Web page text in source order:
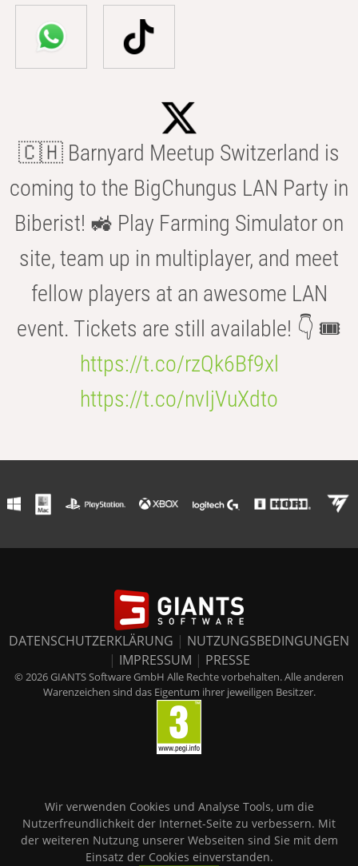
🇨🇭 Barnyard Meetup Switzerland is
coming to the BigChungus LAN Party in
Biberist! 🚜 Play Farming Simulator on
site, team up in multiplayer, and meet
fellow players at an awesome LAN
event. Tickets are still available! 👇 🎟️
https://t.co/rzQk6Bf9xl
https://t.co/nvIjVuXdto
DATENSCHUTZERKLÄRUNG | NUTZUNGSBEDINGUNGEN
| IMPRESSUM | PRESSE
© 2026 GIANTS Software GmbH Alle Rechte vorbehalten. Alle anderen
Warenzeichen sind das Eigentum ihrer jeweiligen Besitzer.
Wir verwenden Cookies und Analyse Tools, um die
Nutzerfreundlichkeit der Internet-Seite zu verbessern. Mit
der weiteren Nutzung unserer Webseiten sind Sie mit dem
Einsatz der Cookies einverstanden.